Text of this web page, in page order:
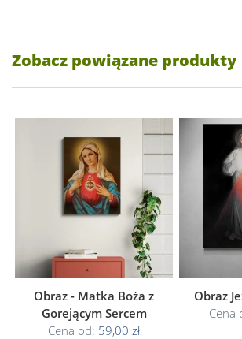
Zobacz powiązane produkty
Obraz - Matka Boża z
Gorejącym Sercem
Cena od: 59,00 zł
Obraz
Cena